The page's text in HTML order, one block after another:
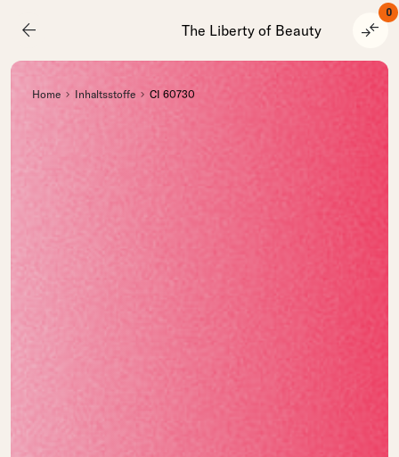
arrow_back The Liberty of Beauty compare_arrows
0
Home Inhaltsstoffe CI 60730